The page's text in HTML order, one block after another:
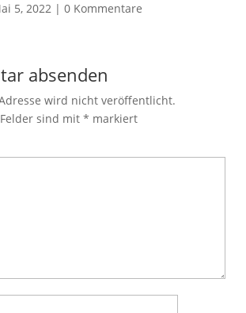
5, 2022| 0 Kommentare
absenden
wird nicht veröffentlicht.
sind mit * markiert